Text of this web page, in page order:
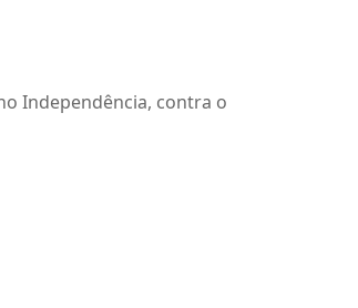
Independência, contra o